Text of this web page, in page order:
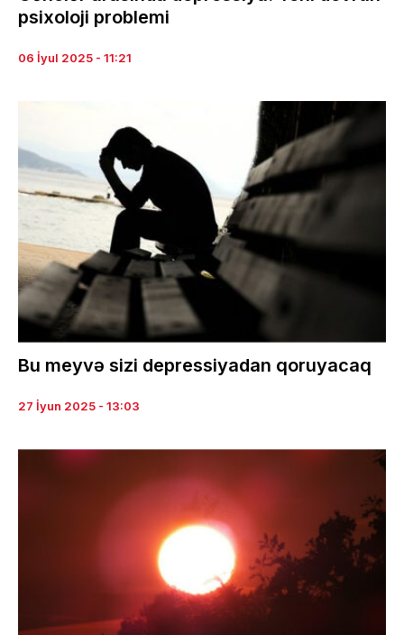
psixoloji problemi
06 İyul 2025 - 11:21
Bu meyvə sizi depressiyadan qoruyacaq
27 İyun 2025 - 13:03